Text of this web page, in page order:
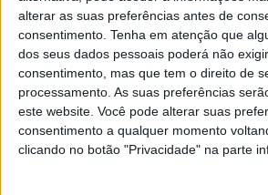
alterar as suas preferências antes de
consentimento. Tenha em atenção que
dos seus dados pessoais poderá não
consentimento, mas que tem o direito de
processamento. As suas preferências
este website. Você pode alterar suas
consentimento a qualquer momento
clicando no botão "Privacidade" na parte
Continuar a ler
Abestone Hard Enduro
Campeonato Mundial Hard